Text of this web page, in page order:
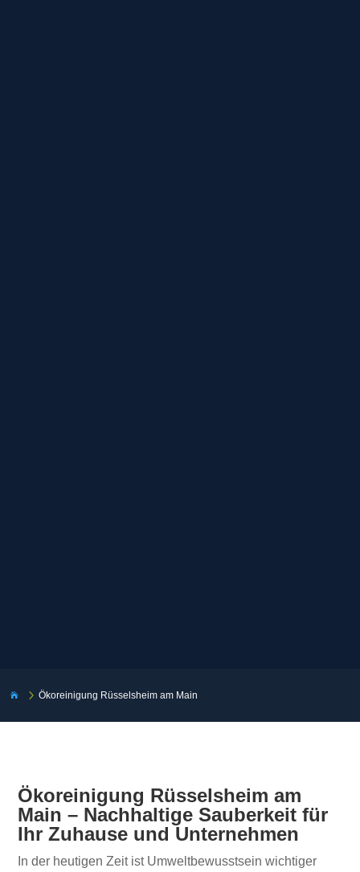
 5Ökoreinigung Rüsselsheim am Main
Ökoreinigung Rüsselsheim am
Main – Nachhaltige Sauberkeit für
Ihr Zuhause und Unternehmen
In der heutigen Zeit ist Umweltbewusstsein wichtiger